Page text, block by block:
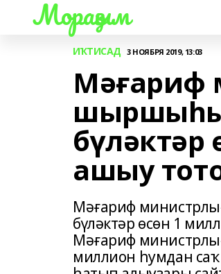
Мораҙым
ИҠТИСАД 3 НОЯБРЯ 2019, 13:03
Мәғариф
ашыу
Мәғариф
бүләктәр өсөн 1
Мәғариф
миллион һумдан саҡ